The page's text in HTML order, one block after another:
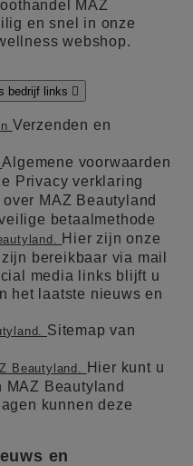
MAZ
en snel in onze
webshop.
bedrijf links 
Verzenden en
Algemene voorwaarden
Privacy verklaring
over MAZ Beautyland
betaalmethode
Hier zijn onze
bereikbaar via mail
media links blijft u
het laatste nieuws en
Sitemap van
Beautyland.
Hier kunt u
Beautyland
kunnen deze
en